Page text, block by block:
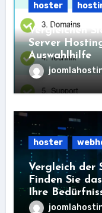
hoster
Vergleichen
Server
Auswahlhilfe
hoster
Vergleich der
Finden Sie
Ihre